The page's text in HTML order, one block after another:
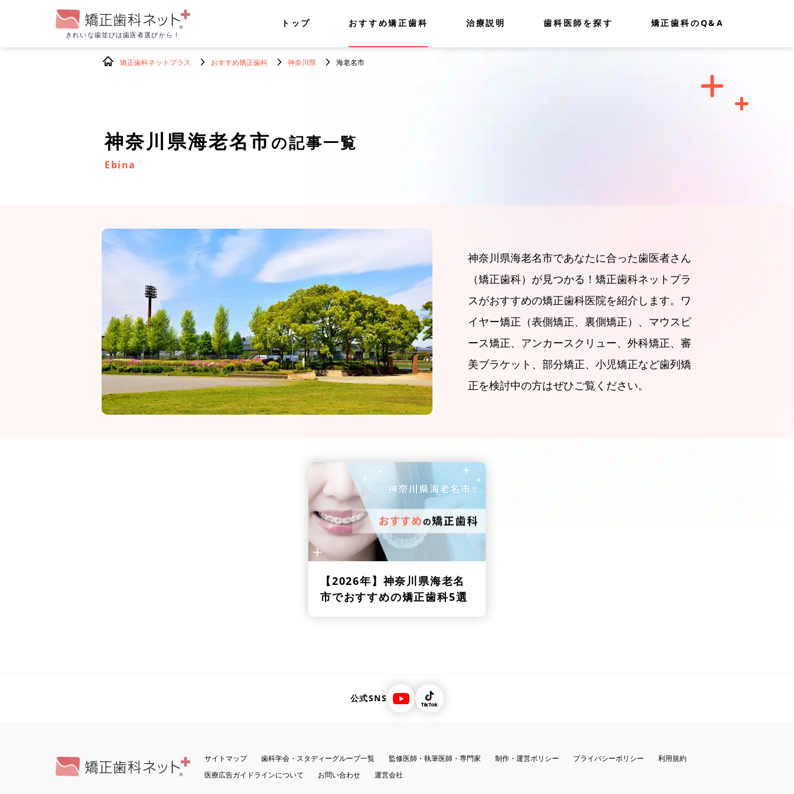
きれいな歯並びは歯医者選びから！
トップ おすすめ矯正歯科 治療説明 歯科医師を探す 矯正歯科のQ&A
矯正歯科ネットプラス おすすめ矯正歯科 神奈川県 海老名市
神奈川県海老名市の記事一覧
Ebina
神奈川県海老名市であなたに合った歯医者さん
（矯正歯科）が見つかる！矯正歯科ネットプラ
スがおすすめの矯正歯科医院を紹介します。ワ
イヤー矯正（表側矯正、裏側矯正）、マウスピ
ース矯正、アンカースクリュー、外科矯正、審
美ブラケット、部分矯正、小児矯正など歯列矯
正を検討中の方はぜひご覧ください。
【2026年】 神奈川県海老名
市でおすすめの矯正歯科5選
公式SNS
サイトマップ 歯科学会・スタディーグループ一覧 監修医師・執筆医師・専門家 制作・運営ポリシー プライバシーポリシー
利用規約
医療広告ガイドラインについて
お問い合わせ 運営会社